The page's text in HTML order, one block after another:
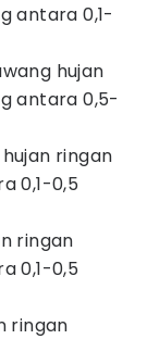
antara 0,1-
hujan
antara 0,5-
ringan
0,1-0,5
ringan
0,1-0,5
ringan